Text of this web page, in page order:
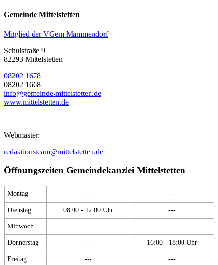
Gemeinde Mittelstetten
Mitglied der VGem Mammendorf
Schulstraße 9
82293 Mittelstetten
08202 1678
08202 1668
info@gemeinde-mittelstetten.de
www.mittelstetten.de
Webmaster:
redaktionsteam@mittelstetten.de
Öffnungszeiten Gemeindekanzlei Mittelstetten
Montag --- ---
Dienstag 08:00 - 12:00 Uhr ---
Mittwoch --- ---
Donnerstag --- 16:00 - 18:00 Uhr
Freitag --- ---